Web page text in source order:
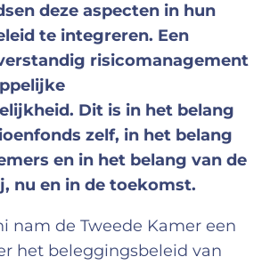
deze aspecten in hun
te integreren. Een
risicomanagement
Dit is in het belang
zelf, in het belang
en in het belang van de
nu en in de toekomst.
nam de Tweede Kamer een
het beleggingsbeleid van